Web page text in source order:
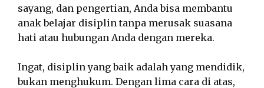
sayang, dan pengertian, Anda bisa membantu
anak belajar disiplin tanpa merusak suasana
hati atau hubungan Anda dengan mereka.
Ingat, disiplin yang baik adalah yang mendidik,
bukan menghukum. Dengan lima cara di atas,